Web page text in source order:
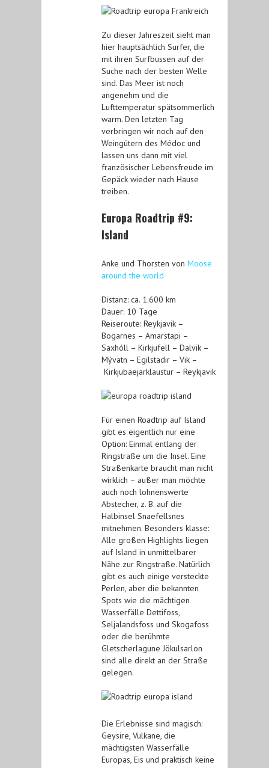
Zu dieser Jahreszeit sieht man
hier hauptsächlich Surfer, die
mit ihren Surfbussen auf der
Suche nach der besten Welle
sind. Das Meer ist noch
angenehm und die
Lufttemperatur spätsommerlich
warm. Den letzten Tag
verbringen wir noch auf den
Weingütern des Médoc und
lassen uns dann mit viel
französischer Lebensfreude im
Gepäck wieder nach Hause
treiben.
Europa Roadtrip #9:
Island
Anke und Thorsten von Moose
around the world
Distanz: ca. 1.600 km
Dauer: 10 Tage
Reiseroute: Reykjavik –
Bogarnes – Amarstapi –
Saxhóll – Kirkjufell – Dalvik –
Mývatn – Egilstadir – Vik –
Kirkjubaejarklaustur – Reykjavik
Für einen Roadtrip auf Island
gibt es eigentlich nur eine
Option: Einmal entlang der
Ringstraße um die Insel. Eine
Straßenkarte braucht man nicht
wirklich – außer man möchte
auch noch lohnenswerte
Abstecher, z. B. auf die
Halbinsel Snaefellsnes
mitnehmen. Besonders klasse:
Alle großen Highlights liegen
auf Island in unmittelbarer
Nähe zur Ringstraße. Natürlich
gibt es auch einige versteckte
Perlen, aber die bekannten
Spots wie die mächtigen
Wasserfälle Dettifoss,
Seljalandsfoss und Skogafoss
oder die berühmte
Gletscherlagune Jökulsarlon
sind alle direkt an der Straße
gelegen.
Die Erlebnisse sind magisch:
Geysire, Vulkane, die
mächtigsten Wasserfälle
Europas, Eis und praktisch keine